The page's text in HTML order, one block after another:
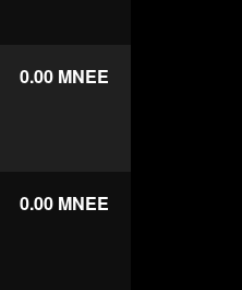
0.00 MNEE
0.00 MNEE